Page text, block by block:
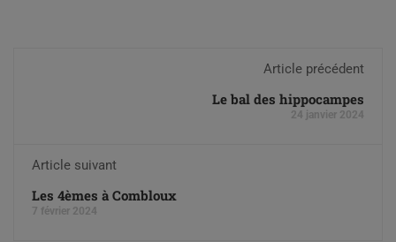
Article précédent
Le bal des hippocampes
24 janvier 2024
Article suivant
Les 4èmes à Combloux
7 février 2024